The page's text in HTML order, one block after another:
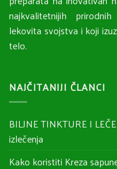
najkvalitetnijih
lekovita svojstva i koji
telo.
NAJČITANIJI ČLANCI
BILJNE TINKTURE I
izlečenja
Kako koristiti Kreza